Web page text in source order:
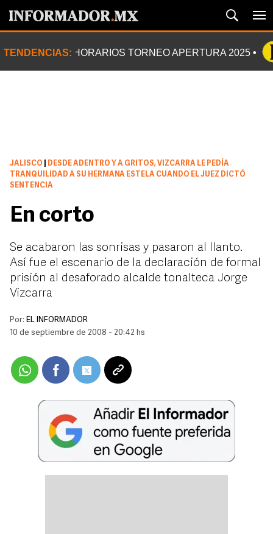
TENDENCIAS: HORARIOS TORNEO APERTURA 2025
JALISCO
DESDE ADENTRO Y A GRITOS, VIZCARRA LE PEDÍA
TRANQUILIDAD A SU HERMANA ESTELA CUANDO EL JUEZ DICTÓ
SENTENCIA
En corto
Se acabaron las sonrisas y pasaron al llanto.
Así fue el escenario de la declaración de formal
prisión al desaforado alcalde tonalteca Jorge
Vizcarra
Por: EL INFORMADOR
10 de septiembre de 2008 - 20:42 hs